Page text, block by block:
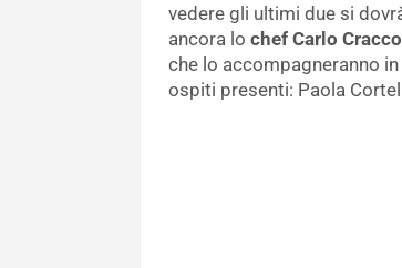
vedere gli ultimi due si
ancora lo chef Carlo Cracco
che lo accompagneranno
ospiti presenti: Paola